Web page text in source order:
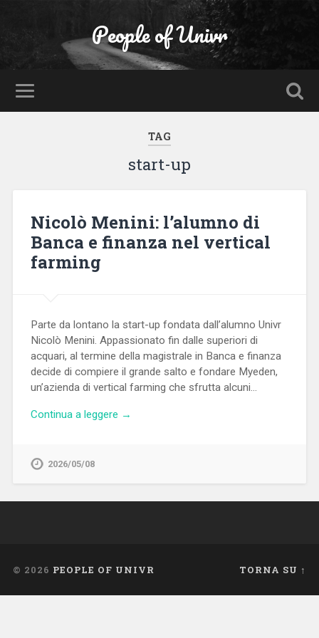
People of Univr
TAG
start-up
Nicolò Menini: l’alumno di
Banca e finanza nel vertical
farming
Parte da lontano la start-up fondata dall’alumno Univr
Nicolò Menini. Appassionato fin dalle superiori di
acquari, al termine della magistrale in Banca e finanza
decide di compiere il grande salto e fondare Myeden,
un’azienda di vertical farming che sfrutta alcuni…
Continua a leggere →
2026/05/08
© 2026 PEOPLE OF UNIVR TORNA SU ↑